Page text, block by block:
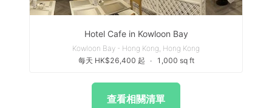
Hotel Cafe in Kowloon Bay
Kowloon Bay - Hong Kong, Hong Kong
每天 HK$26,400 起
∙ 1,000 sq ft
查看相關清單